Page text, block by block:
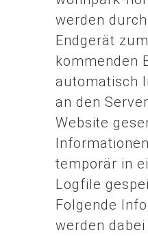
werden
Endgerät
kommenden
automatisch
an den
Website
temporär in
Logfile
Folgende
werden